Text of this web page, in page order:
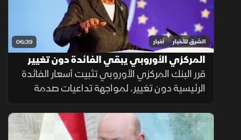
06:39 الشرق للأخبار أخبار
المركزي الأوروبي يبقي الفائدة دون تغيير
لضمان استقرار التضخم
قرر البنك المركزي الأوروبي تثبيت أسعار الفائدة
الرئيسية دون تغيير، لمواجهة تداعيات صدمة
أسعار الطاقة وضمان عودة التضخم إلى
مستهدفه البالغ 2.8% وفق منهجية تعتمد على
البيانات الاقتصادية.